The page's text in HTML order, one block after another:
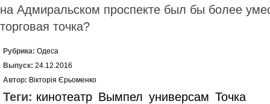
на Адмиральском проспекте был бы более
торговая точка?
Рубрика: Одеса
Выпуск: 24.12.2016
Автор: Вікторія Єрьоменко
Теги: кинотеатр Вымпел универсам Точка